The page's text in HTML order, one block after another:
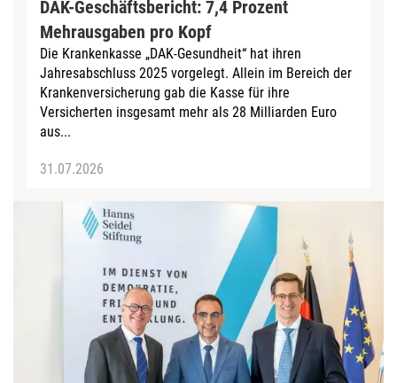
DAK-Geschäftsbericht: 7,4 Prozent
Mehrausgaben pro Kopf
Die Krankenkasse „DAK-Gesundheit“ hat ihren
Jahresabschluss 2025 vorgelegt. Allein im Bereich der
Krankenversicherung gab die Kasse für ihre
Versicherten insgesamt mehr als 28 Milliarden Euro
aus...
31.07.2026